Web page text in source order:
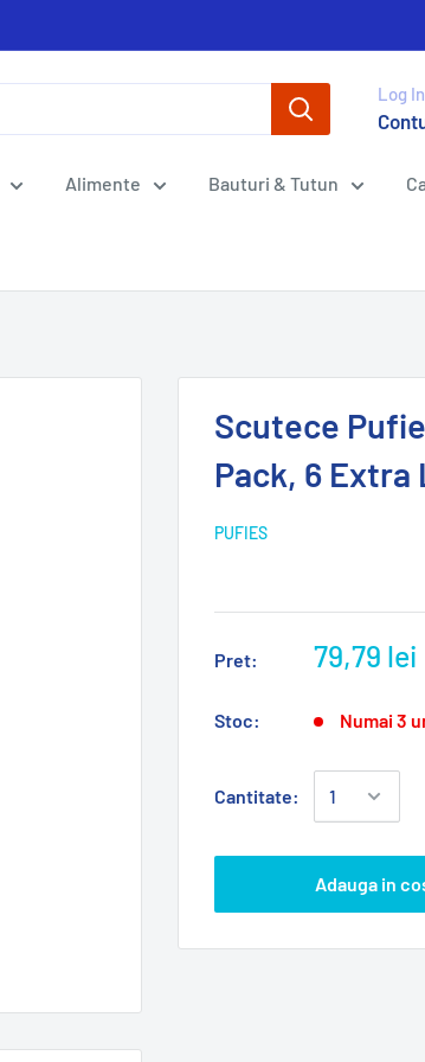
Log
Alimente Bauturi & Tutun
Scutece
Pack, 6 Extra
PUFIES
Pret: 79,79 lei
Stoc: Numai 3
Cantitate:
Adauga in